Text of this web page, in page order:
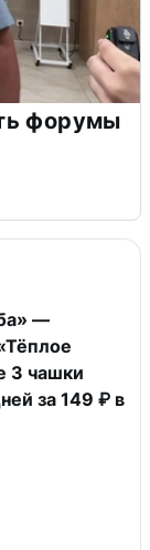
форумы
—
3 чашки
за 149 ₽ в